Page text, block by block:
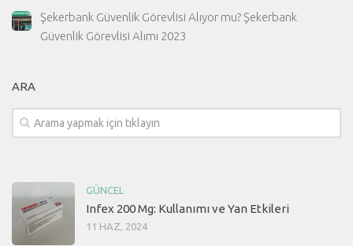
Şekerbank Güvenlik Görevlisi Alıyor mu? Şekerbank
Güvenlik Görevlisi Alımı 2023
ARA
GÜNCEL
Infex 200 Mg: Kullanımı ve Yan Etkileri
11 HAZ, 2024